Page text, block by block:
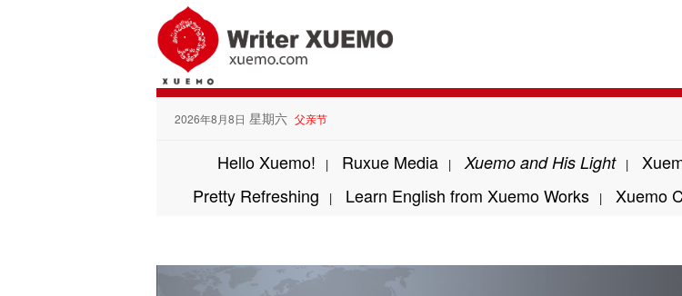
2026年8月8日 星期六 父亲节
Hello Xuemo! | Ruxue Media | Xuemo and His Light |
Pretty Refreshing | Learn English from Xuemo Works | Xuemo